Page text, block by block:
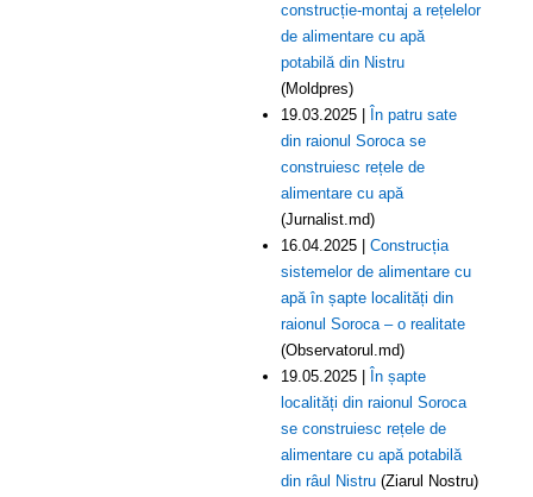
construcție-montaj a rețelelor
de alimentare cu apă
potabilă din Nistru
(Moldpres)
19.03.2025 |
În patru sate
din raionul Soroca se
construiesc rețele de
alimentare cu apă
(Jurnalist.md)
16.04.2025 | Construcția
sistemelor de alimentare cu
apă în șapte localități din
raionul Soroca – o realitate
(Observatorul.md)
19.05.2025 |
În șapte
localități din raionul Soroca
se construiesc rețele de
alimentare cu apă potabilă
din râul Nistru(Ziarul Nostru)